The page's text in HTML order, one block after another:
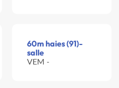
60m haies (91)-
salle
VEM -